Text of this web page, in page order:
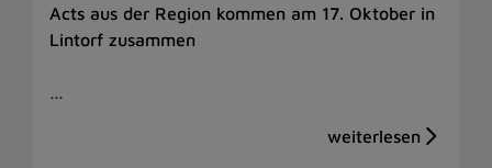
Acts aus der Region kommen am 17. Oktober in
Lintorf zusammen
…